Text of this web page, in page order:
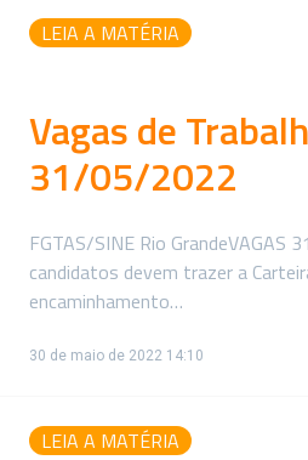
LEIA A MATÉRIA
Vagas de
31/05/2022
FGTAS/SINE Rio GrandeVAGAS
candidatos devem trazer a
encaminhamento…
30 de maio de 2022 14:10
LEIA A MATÉRIA